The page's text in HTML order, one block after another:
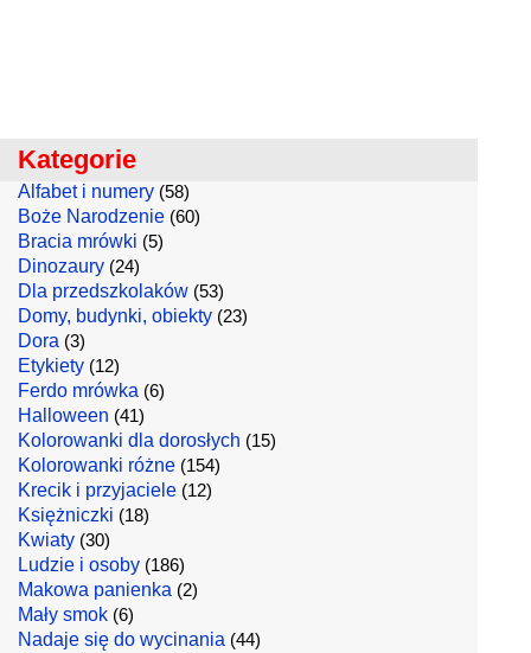
Kategorie
Alfabet i numery (58)
Boże Narodzenie (60)
Bracia mrówki (5)
Dinozaury (24)
Dla przedszkolaków (53)
Domy, budynki, obiekty (23)
Dora (3)
Etykiety (12)
Ferdo mrówka (6)
Halloween (41)
Kolorowanki dla dorosłych (15)
Kolorowanki różne (154)
Krecik i przyjaciele (12)
Księżniczki (18)
Kwiaty (30)
Ludzie i osoby (186)
Makowa panienka (2)
Mały smok (6)
Nadaje się do wycinania (44)